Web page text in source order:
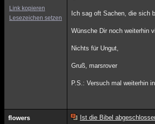
Link kopieren
Lesezeichen setzen
Ich sag oft Sachen, die sich
Wünsche Dir noch weiterhin
Nichts für Ungut,
Gruß, marsrover
P.S.: Versuch mal weiterhin
flowers Ist die Bibel